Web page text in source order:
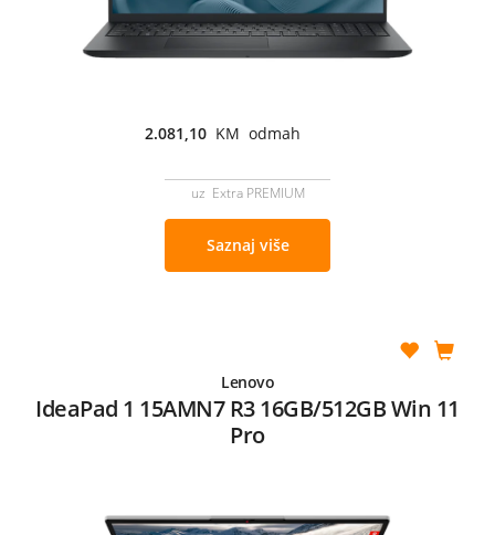
2.081,10 KM odmah
uz Extra PREMIUM
Saznaj više
Lenovo
IdeaPad 1 15AMN7 R3 16GB/512GB Win 11
Pro